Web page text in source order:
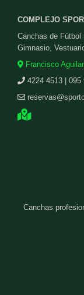
COMPLEJO
Canchas de Fútbol
Gimnasio,
Francisco
4224 4513 | 095
Canchas